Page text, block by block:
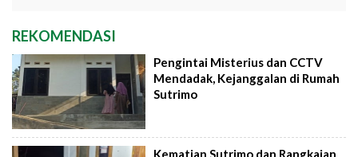
REKOMENDASI
Pengintai Misterius dan CCTV
Mendadak, Kejanggalan di Rumah
Sutrimo
Kematian Sutrimo dan Rangkaian